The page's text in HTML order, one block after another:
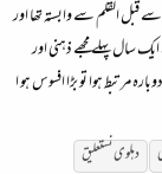
قبل القلم سے وابستہ تھا اور
سال پہلے مجھے ذہنی اور
مرتبط ہوا تو بڑا افسوس ہو ا
دہلوینستعلیق